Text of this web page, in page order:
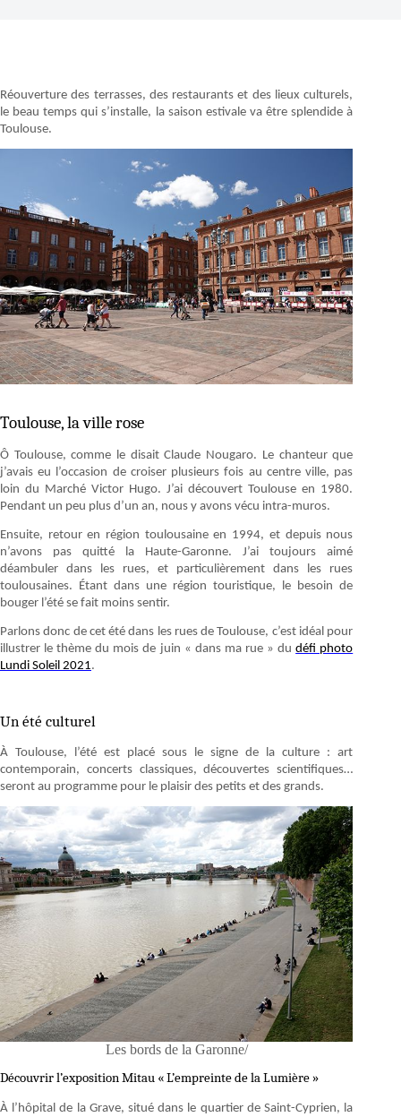
Réouverture des terrasses, des restaurants et des lieux culturels,
le beau temps qui s’installe, la saison estivale va être splendide à
Toulouse.
Toulouse, la ville rose
Ô Toulouse, comme le disait Claude Nougaro. Le chanteur que
j’avais eu l’occasion de croiser plusieurs fois au centre ville, pas
loin du Marché Victor Hugo. J’ai découvert Toulouse en 1980.
Pendant un peu plus d’un an, nous y avons vécu intra-muros.
Ensuite, retour en région toulousaine en 1994, et depuis nous
n’avons pas quitté la Haute-Garonne. J’ai toujours aimé
déambuler dans les rues, et particulièrement dans les rues
toulousaines. Étant dans une région touristique, le besoin de
bouger l’été se fait moins sentir.
Parlons donc de cet été dans les rues de Toulouse, c’est idéal pour
illustrer le thème du mois de juin « dans ma rue » dudéfi photo
Lundi Soleil 2021.
Un été culturel
À Toulouse, l’été est placé sous le signe de la culture : art
contemporain, concerts classiques, découvertes scientifiques…
seront au programme pour le plaisir des petits et des grands.
Les bords de la Garonne/
Découvrir l’exposition Mitau « L’empreinte de la Lumière »
À l’hôpital de la Grave, situé dans le quartier de Saint-Cyprien, la